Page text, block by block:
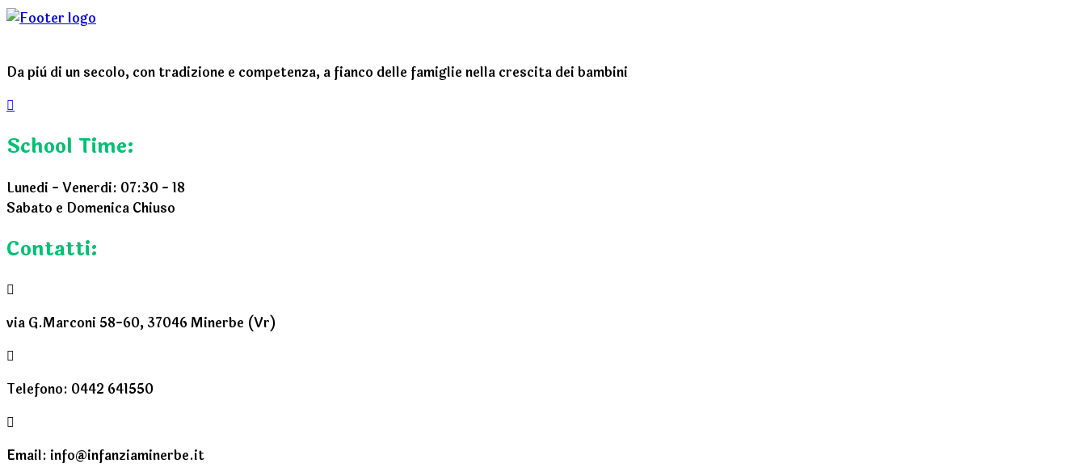
Da più di un secolo, con tradizione e competenza, a fianco delle famiglie nella crescita dei bambini
School Time:
Lunedi - Venerdi: 07:30 - 18
Sabato e Domenica Chiuso
Contatti:
via G.Marconi 58-60, 37046 Minerbe (Vr)
Telefono: 0442 641550
Email: info@infanziaminerbe.it